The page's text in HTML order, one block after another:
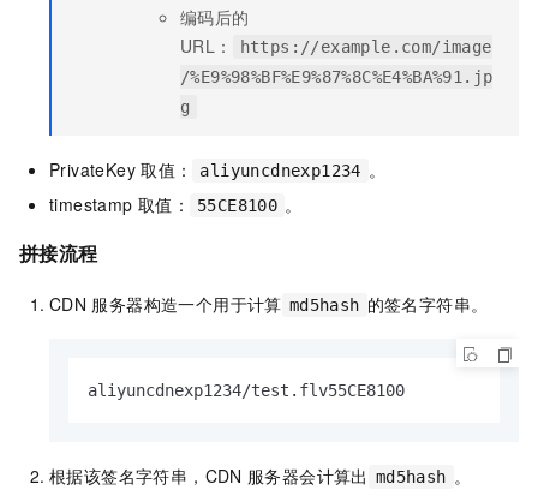
编码后的
URL：
https://example.com/image
/%E9%98%BF%E9%87%8C%E4%BA%91.jp
g
PrivateKey 取值： aliyuncdnexp1234 。
timestamp 取值： 55CE8100 。
拼接流程
CDN 服务器构造一个用于计算 md5hash 的签名字符串。
aliyuncdnexp1234/test.flv55CE8100
根据该签名字符串， CDN 服务器会计算出 md5hash 。